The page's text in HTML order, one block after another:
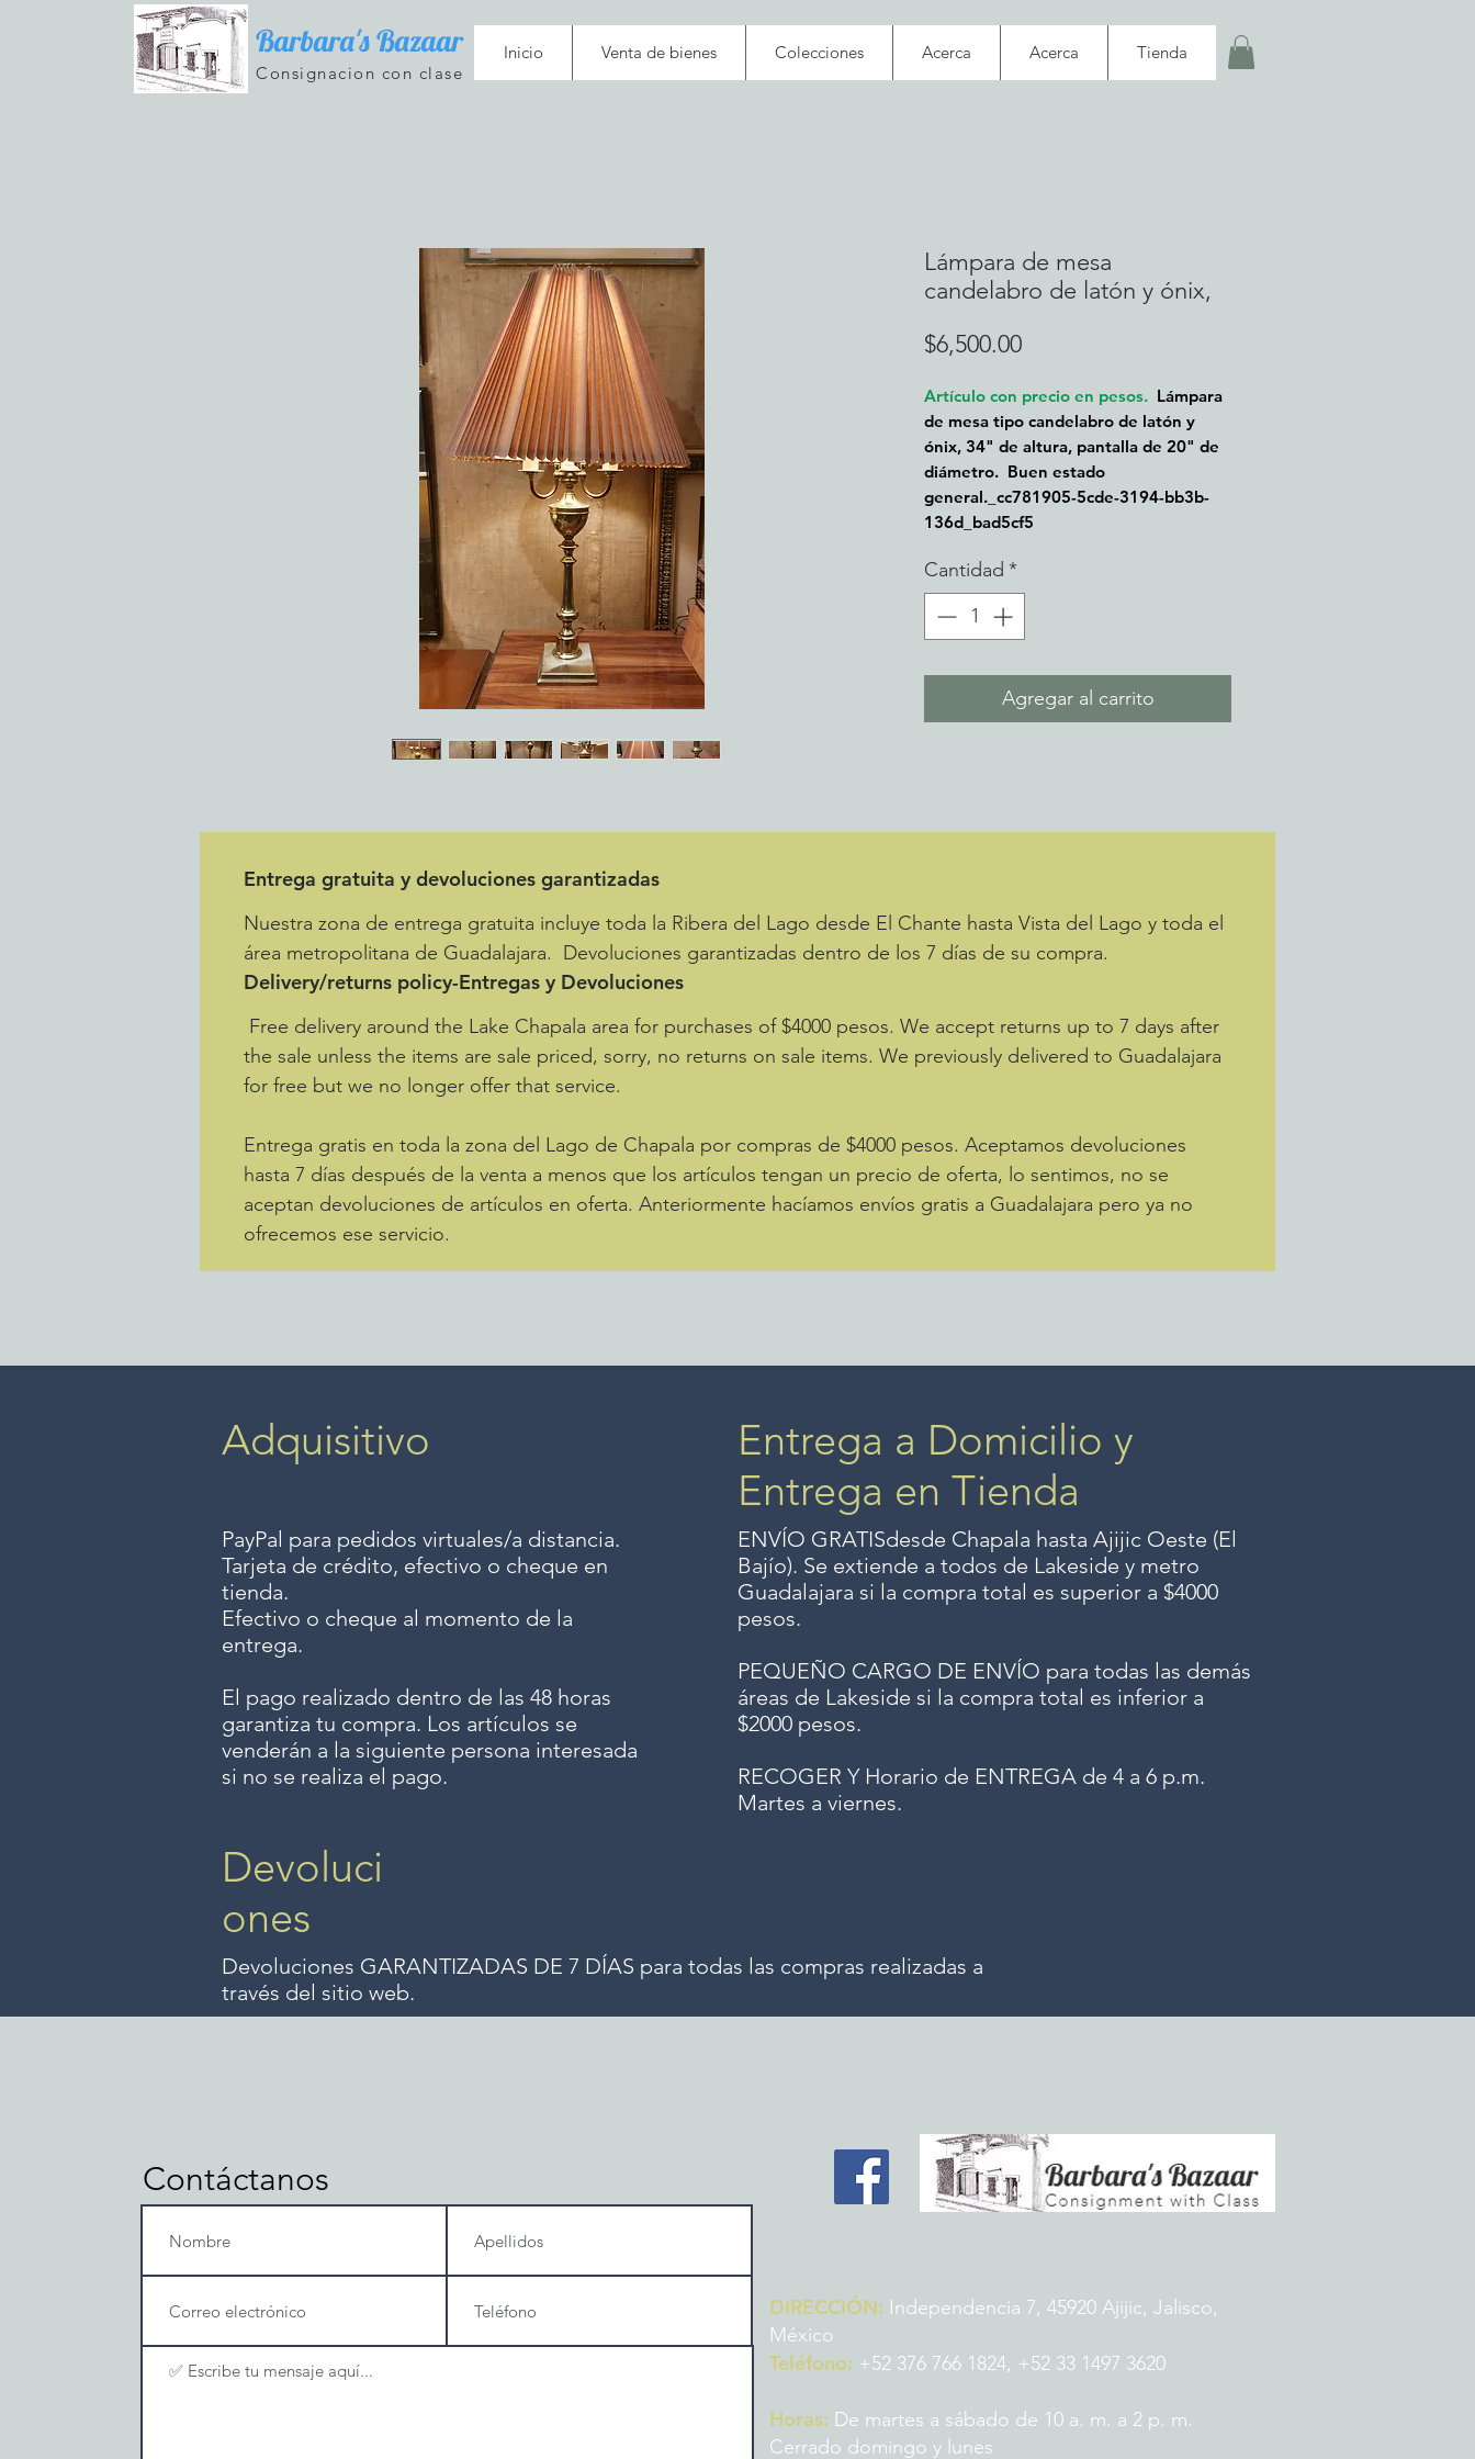
Barbara's Bazaar
Consignacion con clase
Inicio Venta de bienes Colecciones Acerca Acerca Tienda
Lámpara de mesa
candelabro de latón y ónix,
$6,500.00Precio
Artículo con precio en pesos. Lámpara
de mesa tipo candelabro de latón y
ónix, 34" de altura, pantalla de 20" de
diámetro. Buen estado
general._cc781905-5cde-3194-bb3b-
136d_bad5cf5
Cantidad *
Agregar al carrito
Entrega gratuita y devoluciones garantizadas
Nuestra zona de entrega gratuita incluye toda la Ribera del Lago desde El Chante hasta Vista del Lago y toda el
área metropolitana de Guadalajara. Devoluciones garantizadas dentro de los 7 días de su compra.
Delivery/returns policy-Entregas y Devoluciones
Free delivery around the Lake Chapala area for purchases of $4000 pesos. We accept returns up to 7 days after
the sale unless the items are sale priced, sorry, no returns on sale items. We previously delivered to Guadalajara
for free but we no longer offer that service.
Entrega gratis en toda la zona del Lago de Chapala por compras de $4000 pesos. Aceptamos devoluciones
hasta 7 días después de la venta a menos que los artículos tengan un precio de oferta, lo sentimos, no se
aceptan devoluciones de artículos en oferta. Anteriormente hacíamos envíos gratis a Guadalajara pero ya no
ofrecemos ese servicio.
Adquisitivo
PayPal para pedidos virtuales/a distancia.
Tarjeta de crédito, efectivo o cheque en
tienda.
Efectivo o cheque al momento de la
entrega.
El pago realizado dentro de las 48 horas
garantiza tu compra. Los artículos se
venderán a la siguiente persona interesada
si no se realiza el pago.
Entrega a Domicilio y
Entrega en Tienda
ENVÍO GRATISdesde Chapala hasta Ajijic Oeste (El
Bajío). Se extiende a todos de Lakeside y metro
Guadalajara si la compra total es superior a $4000
pesos.
PEQUEÑO CARGO DE ENVÍO para todas las demás
áreas de Lakeside si la compra total es inferior a
$2000 pesos.
RECOGER Y Horario de ENTREGA de 4 a 6 p.m.
Martes a viernes.
Devoluci
ones
Devoluciones GARANTIZADAS DE 7 DÍAS para todas las compras realizadas a
través del sitio web.
Contáctanos
DIRECCIÓN: Independencia 7, 45920 Ajijic, Jalisco,
México
Teléfono: +52 376 766 1824, +52 33 1497 3620
Horas: De martes a sábado de 10 a. m. a 2 p. m.
Cerrado domingo y lunes